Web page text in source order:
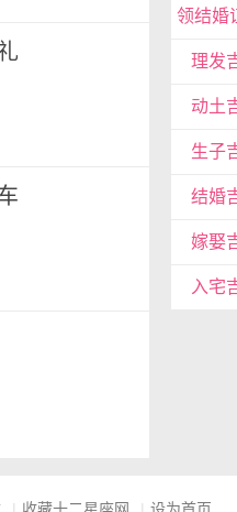
方的【搬
隐蔽。大
理发
动土
生子
结婚
嫁娶
入宅